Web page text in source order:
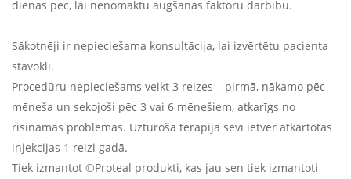
dienas pēc, lai nenomāktu augšanas faktoru darbību.
Sākotnēji ir nepieciešama konsultācija, lai izvērtētu pacienta
stāvokli.
Procedūru nepieciešams veikt 3 reizes – pirmā, nākamo pēc
mēneša un sekojoši pēc 3 vai 6 mēnešiem, atkarīgs no
risināmās problēmas. Uzturošā terapija sevī ietver atkārtotas
injekcijas 1 reizi gadā.
Tiek izmantot ©Proteal produkti, kas jau sen tiek izmantoti